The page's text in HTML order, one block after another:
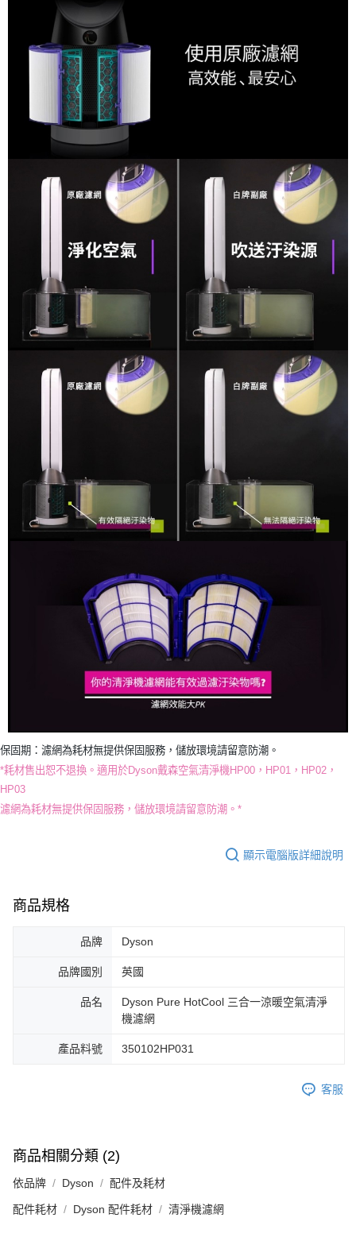
保固期： 濾網為耗材無提供保固服務，儲放環境請留意防潮。
*耗材售出恕不退換。適用於Dyson戴森空氣清淨機HP00，HP01，HP02，
HP03
濾網為耗材無提供保固服務，儲放環境請留意防潮。*
顯示電腦版詳細說明
商品規格
品牌 Dyson
品牌國別 英國
品名
Dyson Pure HotCool 三合一涼暖空氣清淨
機濾網
產品料號 350102HP031
客服
商品相關分類 (2)
依品牌 Dyson 配件及耗材
配件耗材 Dyson 配件耗材 清淨機濾網